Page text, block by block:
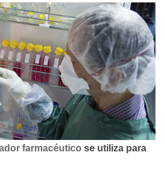
farmacéutico se utiliza para